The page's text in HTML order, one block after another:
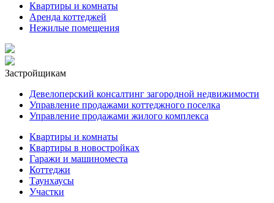
Квартиры и комнаты
Аренда коттеджей
Нежилые помещения
Застройщикам
Девелоперский консалтинг загородной недвижимости
Управление продажами коттеджного поселка
Управление продажами жилого комплекса
Квартиры и комнаты
Квартиры в новостройках
Гаражи и машиноместа
Коттеджи
Таунхаусы
Участки